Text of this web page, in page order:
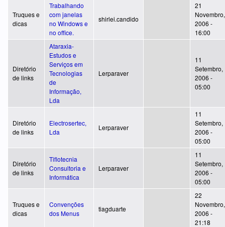
Truques e
dicas
Trabalhando
com janelas
no Windows e
no office.
shirlei.candido
21
Novembro,
2006 -
16:00
Diretório
de links
Ataraxia-
Estudos e
Serviços em
Tecnologias
de
Informação,
Lda
Lerparaver
11
Setembro,
2006 -
05:00
Diretório
de links
Electrosertec,
Lda
Lerparaver
11
Setembro,
2006 -
05:00
Diretório
de links
Tiflotecnia 
Consultoria e
Informática
Lerparaver
11
Setembro,
2006 -
05:00
Truques e
dicas
Convenções
dos Menus
tiagduarte
22
Novembro,
2006 -
21:18